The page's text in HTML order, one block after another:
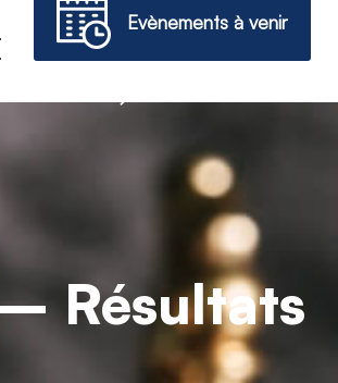
Evènements à venir
→
Résultats